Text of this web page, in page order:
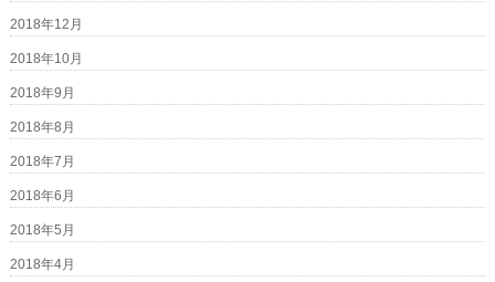
2018年12月
2018年10月
2018年9月
2018年8月
2018年7月
2018年6月
2018年5月
2018年4月